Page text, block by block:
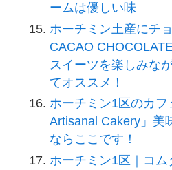
ームは優しい味
ホーチミン土産にチ
CACAO
スイーツを楽しみな
てオススメ！
ホーチミン1区のカフ
Artisanal Cakery」美
ならここです！
ホーチミン1区｜コム